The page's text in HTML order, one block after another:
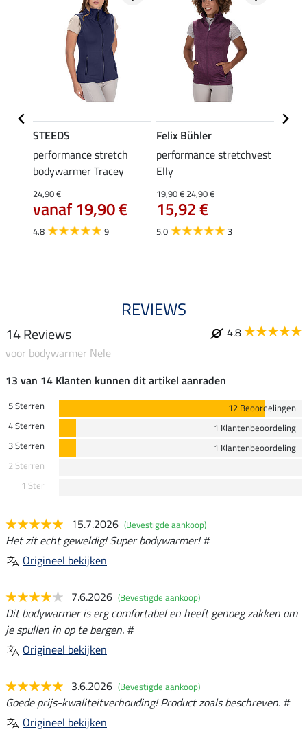
STEEDS
performance stretch
bodywarmer Tracey
24,90 €
vanaf 19,90 €
4.8 9
Felix Bühler
performance stretchvest
Elly
19,90 €24,90 €
15,92 €
5.0 3
REVIEWS
14 Reviews
4.8
voor bodywarmer Nele
13 van 14 Klanten kunnen dit artikel aanraden
5 Sterren
12 Beoordelingen
4 Sterren
1 Klantenbeoordeling
3 Sterren
1 Klantenbeoordeling
2 Sterren
1 Ster
15.7.2026 (Bevestigde aankoop)
Het zit echt geweldig! Super bodywarmer! #
Origineel bekijken
7.6.2026 (Bevestigde aankoop)
Dit bodywarmer is erg comfortabel en heeft genoeg zakken om
je spullen in op te bergen. #
Origineel bekijken
3.6.2026 (Bevestigde aankoop)
Goede prijs-kwaliteitverhouding! Product zoals beschreven. #
Origineel bekijken